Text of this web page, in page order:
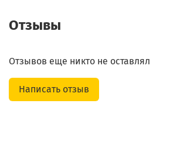
Отзывы
Отзывов еще никто не оставлял
Написать отзыв